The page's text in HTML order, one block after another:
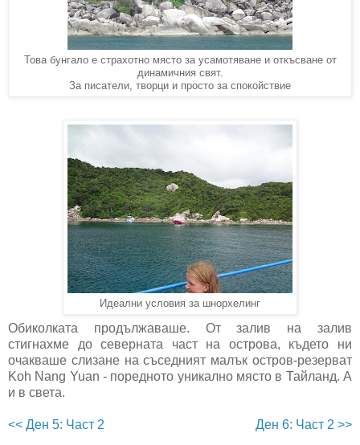
Това бунгало е страхотно място за усамотяване и откъсване от
динамичния свят.
За писатели, творци и просто за спокойствие
Идеални условия за шнорхелинг
Обиколката продължаваше. От залив на залив
стигнахме до северната част на острова, където ни
очакваше слизане на съседният малък остров-резерват
Koh Nang Yuan - поредното уникално място в Тайланд. А
и в света.
<< Ден 5: Част 2 Ден 6: Част 2 >>